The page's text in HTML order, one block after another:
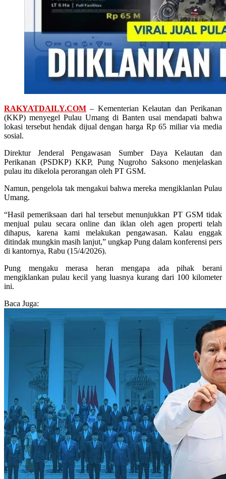
RAKYATDAILY.COM – Kementerian Kelautan dan Perikanan
(KKP) menyegel Pulau Umang di Banten usai mendapati bahwa
lokasi tersebut hendak dijual dengan harga Rp 65 miliar via media
sosial.
Direktur Jenderal Pengawasan Sumber Daya Kelautan dan
Perikanan (PSDKP) KKP, Pung Nugroho Saksono menjelaskan
pulau itu dikelola perorangan oleh PT GSM.
Namun, pengelola tak mengakui bahwa mereka mengiklanlan Pulau
Umang.
“Hasil pemeriksaan dari hal tersebut menunjukkan PT GSM tidak
menjual pulau secara online dan iklan oleh agen properti telah
dihapus, karena kami melakukan pengawasan. Kalau enggak
ditindak mungkin masih lanjut,” ungkap Pung dalam konferensi pers
di kantornya, Rabu (15/4/2026).
Pung mengaku merasa heran mengapa ada pihak berani
mengiklankan pulau kecil yang luasnya kurang dari 100 kilometer
ini.
Baca Juga: